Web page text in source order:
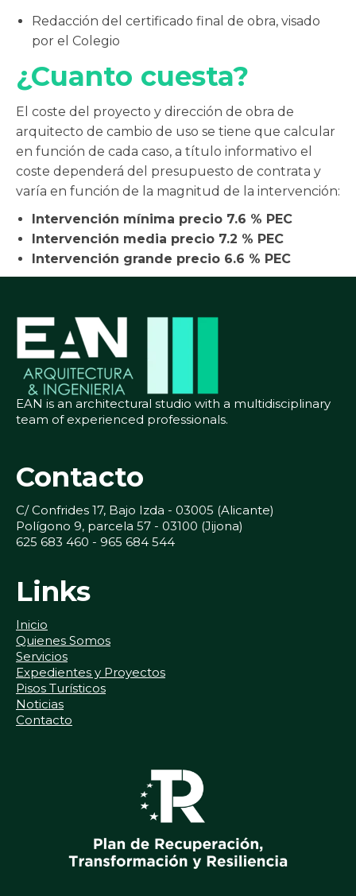
Redacción del certificado final de obra, visado
por el Colegio
¿Cuanto cuesta?
El coste del proyecto y dirección de obra de
arquitecto de cambio de uso se tiene que calcular
en función de cada caso, a título informativo el
coste dependerá del presupuesto de contrata y
varía en función de la magnitud de la intervención:
Intervención mínima precio 7.6 % PEC
Intervención media precio 7.2 % PEC
Intervención grande precio 6.6 % PEC
EAN is an architectural studio with a multidisciplinary
team of experienced professionals.
Contacto
C/ Confrides 17, Bajo Izda - 03005 (Alicante)
Polígono 9, parcela 57 - 03100 (Jijona)
625 683 460 - 965 684 544
Links
Inicio
Quienes Somos
Servicios
Expedientes y Proyectos
Pisos Turísticos
Noticias
Contacto